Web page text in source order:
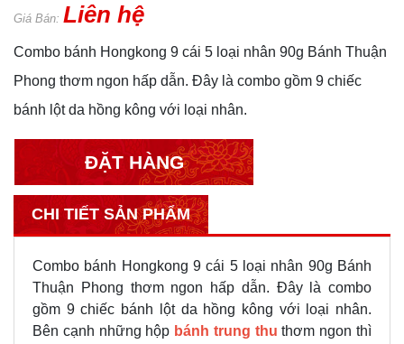
Giá Bán: Liên hệ
Combo bánh Hongkong 9 cái 5 loại nhân 90g Bánh Thuận
Phong thơm ngon hấp dẫn. Đây là combo gồm 9 chiếc
bánh lột da hồng kông với loại nhân.
ĐẶT HÀNG
CHI TIẾT SẢN PHẨM
Combo bánh Hongkong 9 cái 5 loại nhân 90g Bánh
Thuận Phong thơm ngon hấp dẫn. Đây là combo
gồm 9 chiếc bánh lột da hồng kông với loại nhân.
Bên cạnh những hộp bánh trung thu thơm ngon thì